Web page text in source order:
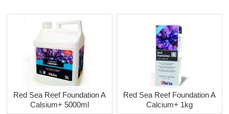
Red Sea Reef Foundation A
Calsium+ 5000ml
Red Sea Reef Foundation A
Calcium+ 1kg